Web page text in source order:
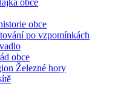
obce
obce
po vzpomínkách
obce
Železné hory